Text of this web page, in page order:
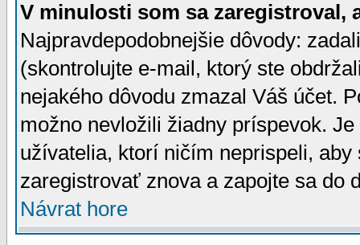
V minulosti som sa zaregistroval,
Najpravdepodobnejšie dôvody:
(skontrolujte e-mail, ktorý ste
nejakého dôvodu zmazal Váš účet.
možno nevložili žiadny príspevok.
užívatelia, ktorí ničím neprispeli,
zaregistrovať znova a zapojte sa do
Návrat hore